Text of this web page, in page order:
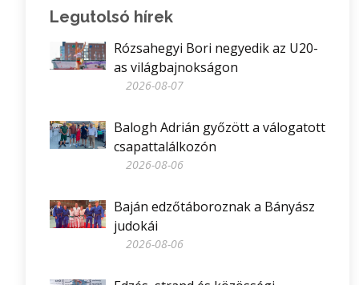
Legutolsó hírek
Rózsahegyi Bori negyedik az U20-
as világbajnokságon
2026-08-07
Balogh Adrián győzött a válogatott
csapattalálkozón
2026-08-06
Baján edzőtáboroznak a Bányász
judokái
2026-08-06